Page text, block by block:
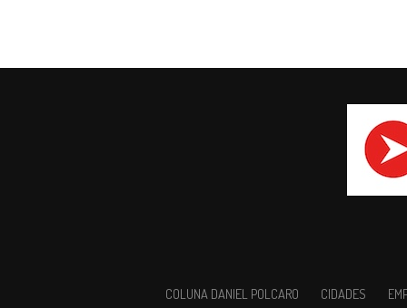
COLUNA DANIEL POLCARO CIDADES